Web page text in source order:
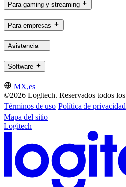
Para gaming y streaming
Para empresas
Asistencia
Software
MX,es
©2026 Logitech. Reservados todos los
Términos de uso Política de privacidad
Mapa del sitio
Logitech